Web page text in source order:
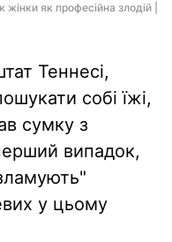
як професійна злодій |
Теннесі,
собі їжі,
сумку з
випадок,
у цьому